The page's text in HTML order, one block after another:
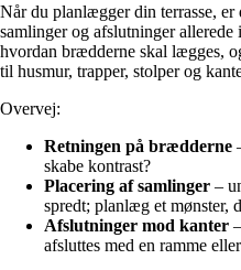
Når du planlægger din terrasse,
samlinger og afslutninger allerede
hvordan brædderne skal lægges,
til husmur, trapper, stolper og
Overvej:
Retningen på brædderne
skabe kontrast?
Placering af samlinger –
spredt; planlæg et mønster,
Afslutninger mod kanter
afsluttes med en ramme